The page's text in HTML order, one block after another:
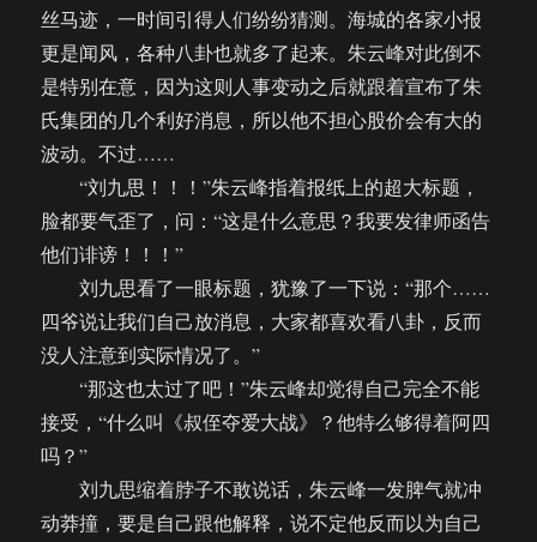
丝马迹，一时间引得人们纷纷猜测。海城的各家小报
更是闻风，各种八卦也就多了起来。朱云峰对此倒不
是特别在意，因为这则人事变动之后就跟着宣布了朱
氏集团的几个利好消息，所以他不担心股价会有大的
波动。不过……
“刘九思！！！”朱云峰指着报纸上的超大标题，
脸都要气歪了，问：“这是什么意思？我要发律师函告
他们诽谤！！！”
刘九思看了一眼标题，犹豫了一下说：“那个……
四爷说让我们自己放消息，大家都喜欢看八卦，反而
没人注意到实际情况了。”
“那这也太过了吧！”朱云峰却觉得自己完全不能
接受，“什么叫《叔侄夺爱大战》？他特么够得着阿四
吗？”
刘九思缩着脖子不敢说话，朱云峰一发脾气就冲
动莽撞，要是自己跟他解释，说不定他反而以为自己